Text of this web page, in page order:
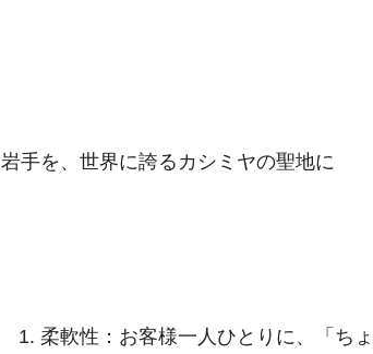
岩手を、世界に誇るカシミヤの聖地に
柔軟性：お客様一人ひとりに、「ち